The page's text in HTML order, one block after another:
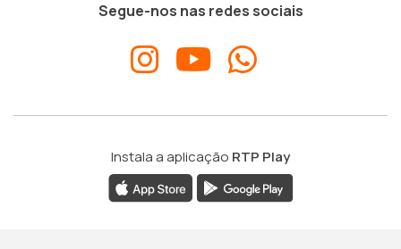
Segue-nos nas redes sociais
Instala a aplicação RTP Play